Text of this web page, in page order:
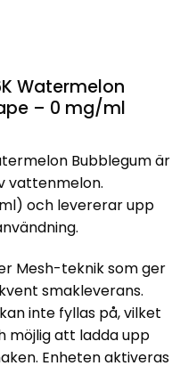
Watermelon
– 0 mg/ml
Bubblegum är
vattenmelon.
och levererar upp
Mesh-teknik som ger
smakleverans.
inte fyllas på, vilket
möjlig att ladda upp
Enheten aktiveras